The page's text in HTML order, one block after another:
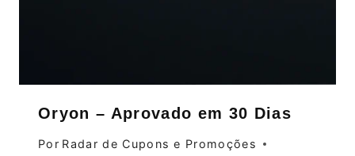
Oryon – Aprovado em 30 Dias
Por Radar de Cupons e Promoções